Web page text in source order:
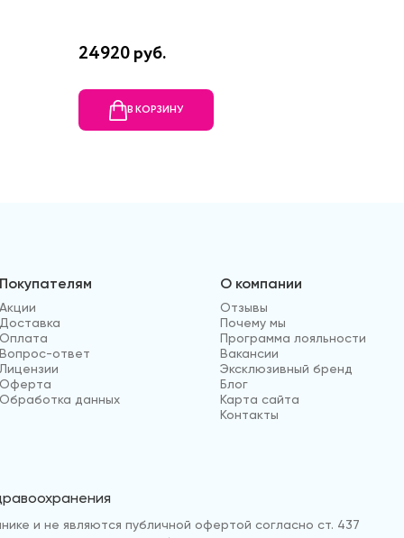
24920 руб.
В КОРЗИНУ
ответ
данных
О компании
Отзывы
Почему мы
Программа лояльности
Вакансии
Эксклюзивный бренд
Блог
Карта сайта
Контакты
и не являются публичной офертой согласно ст. 437